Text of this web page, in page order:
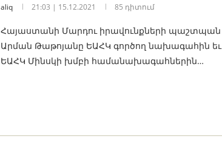
aliq 21:03 | 15.12.2021 85 դիտում
Հայաստանի Մարդու իրավունքների պաշտպան
Արման Թաթոյանը ԵԱՀԿ գործող նախագահին եւ
ԵԱՀԿ Մինսկի խմբի համանախագահներին…